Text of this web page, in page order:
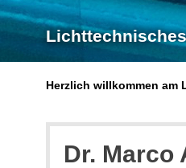
Herzlich willkommen am
Dr. Marco